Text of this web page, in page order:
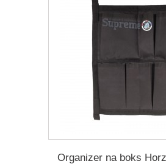
Organizer na boks